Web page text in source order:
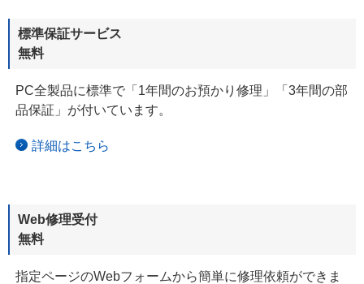
標準保証サービス
無料
PC全製品に標準で「1年間のお預かり修理」「3年間の部
品保証」が付いています。
詳細はこちら
Web修理受付
無料
指定ページのWebフォームから簡単に修理依頼ができま